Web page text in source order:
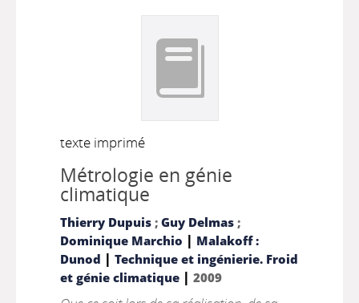
texte imprimé
Métrologie en génie
climatique
Thierry Dupuis; Guy Delmas;
Dominique Marchio | Malakoff :
Dunod | Technique et ingénierie. Froid
et génie climatique| 2009